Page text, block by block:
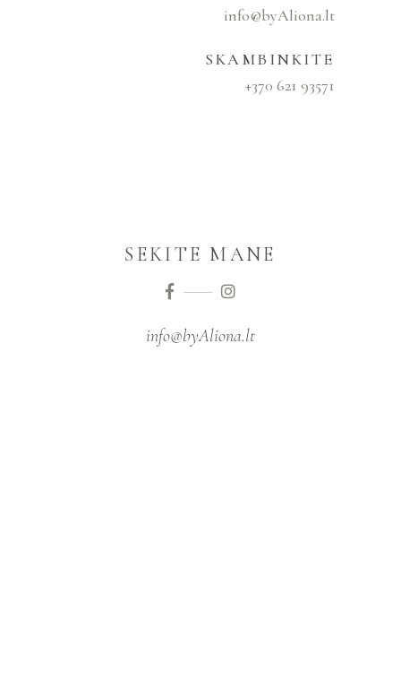
info@byAliona.lt
SKAMBINKITE
+370 621 93571
SEKITE MANE
info@byAliona.lt